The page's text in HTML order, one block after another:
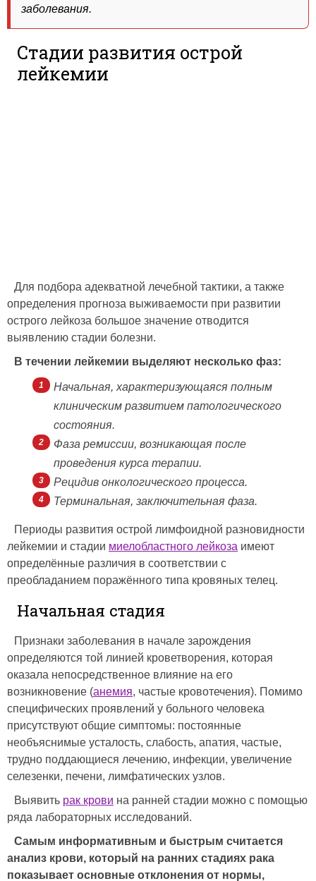
заболевания.
Стадии развития острой
лейкемии
Для подбора адекватной лечебной тактики, а также
определения прогноза выживаемости при развитии
острого лейкоза большое значение отводится
выявлению стадии болезни.
В течении лейкемии выделяют несколько фаз:
Начальная, характеризующаяся полным
клиническим развитием патологического
состояния.
Фаза ремиссии, возникающая после
проведения курса терапии.
Рецидив онкологического процесса.
Терминальная, заключительная фаза.
Периоды развития острой лимфоидной разновидности
лейкемии и стадии миелобластного лейкоза имеют
определённые различия в соответствии с
преобладанием поражённого типа кровяных телец.
Начальная стадия
Признаки заболевания в начале зарождения
определяются той линией кроветворения, которая
оказала непосредственное влияние на его
возникновение (анемия, частые кровотечения). Помимо
специфических проявлений у больного человека
присутствуют общие симптомы: постоянные
необъяснимые усталость, слабость, апатия, частые,
трудно поддающиеся лечению, инфекции, увеличение
селезенки, печени, лимфатических узлов.
Выявить рак крови на ранней стадии можно с помощью
ряда лабораторных исследований.
Самым информативным и быстрым считается
анализ крови, который на ранних стадиях рака
показывает основные отклонения от нормы,